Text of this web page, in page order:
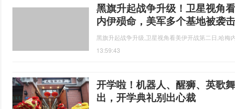
黑旗升起战争升级！卫星视角
内伊殒命，美军多个基地被袭击
黑旗升起战争升级,卫星视角看美伊开战第二日,哈梅
13:59:43
开学啦！机器人、醒狮、英
出，开学典礼别出心裁